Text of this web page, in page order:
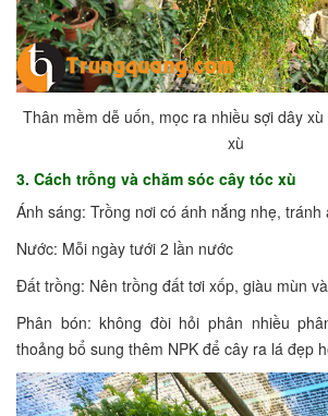
Thân mềm dễ uốn, mọc ra nhiều sợi dây
xù
3. Cách trồng và chăm sóc cây tóc xù
Ánh sáng: Trồng nơi có ánh nắng nhẹ,
Nước: Mỗi ngày tưới 2 lần nước
Đất trồng: Nên trồng đất tơi xốp, giàu mùn
Phân bón: không đòi hỏi phân nhiều
thoảng bổ sung thêm NPK để cây ra lá đẹp